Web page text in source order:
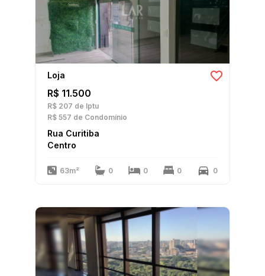
Loja
R$ 11.500
R$ 207 de Iptu
R$ 557 de Condomínio
Rua Curitiba
Centro
63m² 0 0 0 0